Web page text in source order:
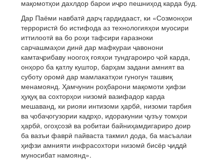
мақомотҳои дахлдор барои иҷро пешниҳод карда буд.
Дар Паёми навбатӣ дарҷ гардидааст, ки «Созмонҳои
террористӣ бо истифода аз технологияҳои муосири
иттилоотӣ ва бо роҳи тафсири ғаразноки
сарчашмаҳои динӣ дар мафкураи ҷавонони
камтаҷрибаву ноогоҳ ғояҳои тундгароиро ҷой карда,
онҳоро ба қатлу куштор, барҳам задани амният ва
суботу оромӣ дар мамлакатҳои гуногун ташвиқ
менамоянд. Ҳамчунин роҳбарони мақомоти ҳифзи
ҳуқуқ ва сохторҳои низомӣ вазифадор карда
мешаванд, ки риояи интизоми ҳарбӣ, низоми тарбия
ва ҷобаҷогузории кадрҳо, идоракунии ҷузъу томҳои
ҳарбӣ, огоҳсозӣ ва робитаи байниҳамдигариро доир
ба вазъи фаврӣ пайваста такмил дода, ба масъалаи
ҳифзи амнияти инфрасохтори низомӣ бисёр ҷиддӣ
муносибат намоянд».